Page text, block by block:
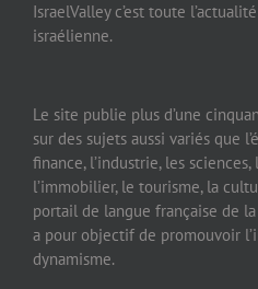
IsraelValley c’est toute
israélienne.
Le site publie plus d’une
sur des sujets aussi variés que
finance, l’industrie, les sciences,
l’immobilier, le tourisme, la
portail de langue française de
a pour objectif de promouvoir
dynamisme.